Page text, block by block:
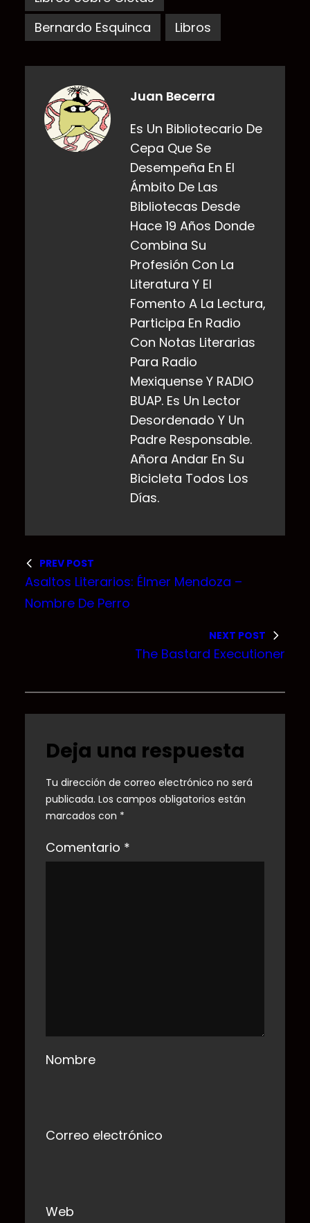
Bernardo Esquinca
Libros
Juan Becerra
Es Un Bibliotecario De
Cepa Que Se
Desempeña En El
Ámbito De Las
Bibliotecas Desde
Hace 19 Años Donde
Combina Su
Profesión Con La
Literatura Y El
Fomento A La Lectura,
Participa En Radio
Con Notas Literarias
Para Radio
Mexiquense Y RADIO
BUAP. Es Un Lector
Desordenado Y Un
Padre Responsable.
Añora Andar En Su
Bicicleta Todos Los
Días.
PREV POST
Asaltos Literarios: Élmer Mendoza –
Nombre De Perro
NEXT POST
The Bastard Executioner
Deja una respuesta
Tu dirección de correo electrónico no será
publicada. Los campos obligatorios están
marcados con *
Comentario *
Nombre
Correo electrónico
Web